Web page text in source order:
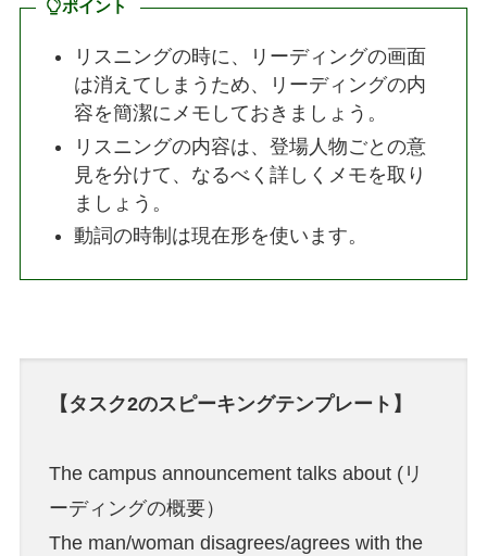
ポイント
リスニングの時に、リーディングの画面
は消えてしまうため、リーディングの内
容を簡潔にメモしておきましょう。
リスニングの内容は、登場人物ごとの意
見を分けて、なるべく詳しくメモを取り
ましょう。
動詞の時制は現在形を使います。
【タスク2のスピーキングテンプレート】
The campus announcement talks about (リ
ーディングの概要）
The man/woman disagrees/agrees with the